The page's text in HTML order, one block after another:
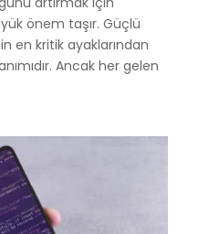
önem taşır. Güçlü
en kritik ayaklarından
Ancak her gelen